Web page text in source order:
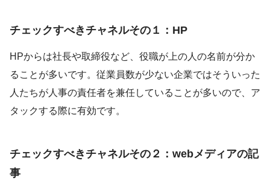
チェックすべきチャネルその１：HP
HPからは社長や取締役など、役職が上の人の名前が分か
ることが多いです。従業員数が少ない企業ではそういった
人たちが人事の責任者を兼任していることが多いので、ア
タックする際に有効です。
チェックすべきチャネルその２：webメディアの記
事